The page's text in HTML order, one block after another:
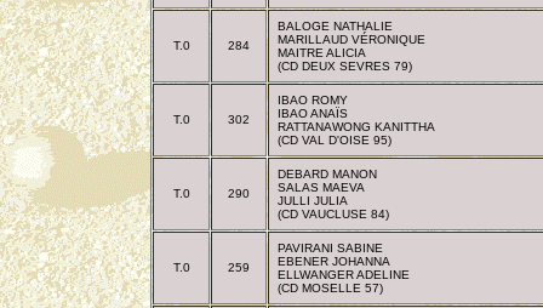
T.0 284
BALOGE NATHALIE
MARILLAUD VÉRONIQUE
MAITRE ALICIA
(CD DEUX SEVRES 79)
T.0 302
IBAO ROMY
IBAO ANAÏS
RATTANAWONG KANITTHA
(CD VAL D'OISE 95)
T.0 290
DEBARD MANON
SALAS MAEVA
JULLI JULIA
(CD VAUCLUSE 84)
T.0 259
PAVIRANI SABINE
EBENER JOHANNA
ELLWANGER ADELINE
(CD MOSELLE 57)